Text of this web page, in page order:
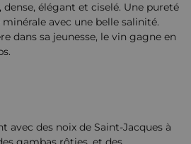
dense, élégant et ciselé. Une pureté
avec une belle salinité.
dans sa jeunesse, le vin gagne en
avec des noix de Saint-Jacques à